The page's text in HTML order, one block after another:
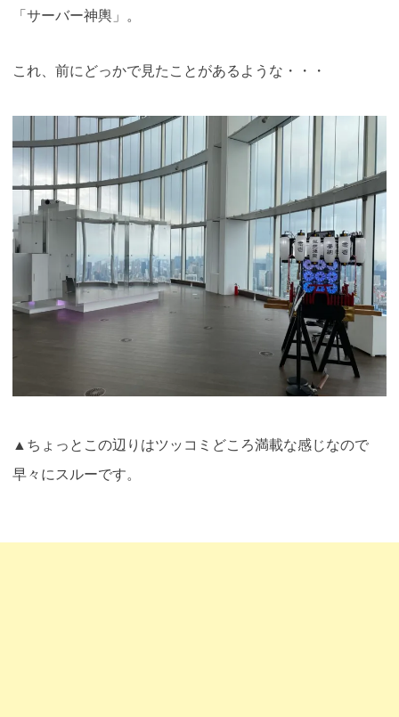
「サーバー神輿」。
これ、前にどっかで見たことがあるような・・・
▲ちょっとこの辺りはツッコミどころ満載な感じなので
早々にスルーです。